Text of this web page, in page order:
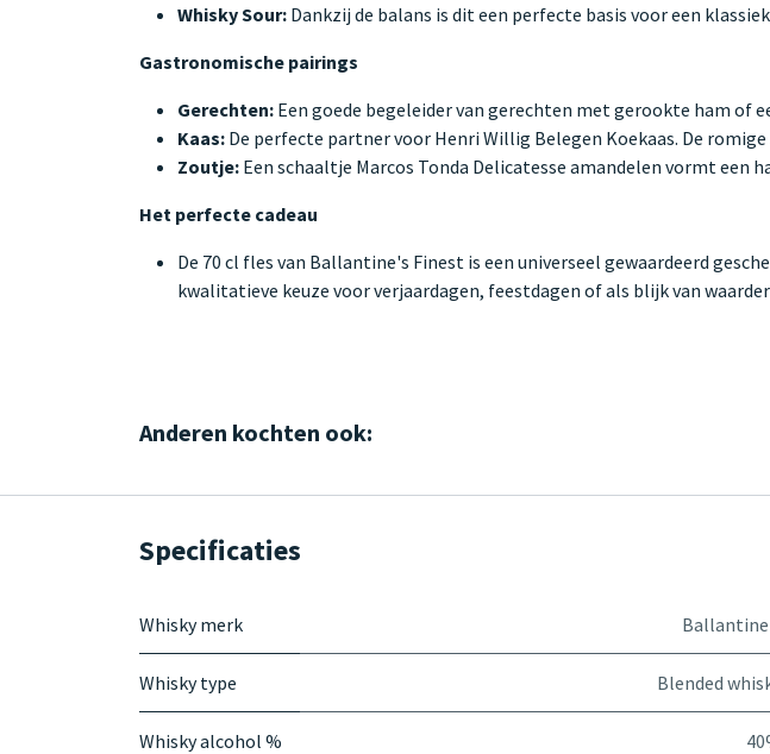
Whisky Sour: Dankzij de balans is dit een perfecte basis voor een
Gastronomische pairings
Gerechten: Een goede begeleider van gerechten met gerookte ham of
Kaas: De perfecte partner voor Henri Willig Belegen Koekaas. De
Zoutje: Een schaaltje Marcos Tonda Delicatesse amandelen vormt een
Het perfecte cadeau
De 70 cl fles van Ballantine's Finest is een universeel gewaardeerd
kwalitatieve keuze voor verjaardagen, feestdagen of als blijk van
Anderen kochten ook:
Specificaties
Whisky merk
Whisky type Blended
Whisky alcohol %